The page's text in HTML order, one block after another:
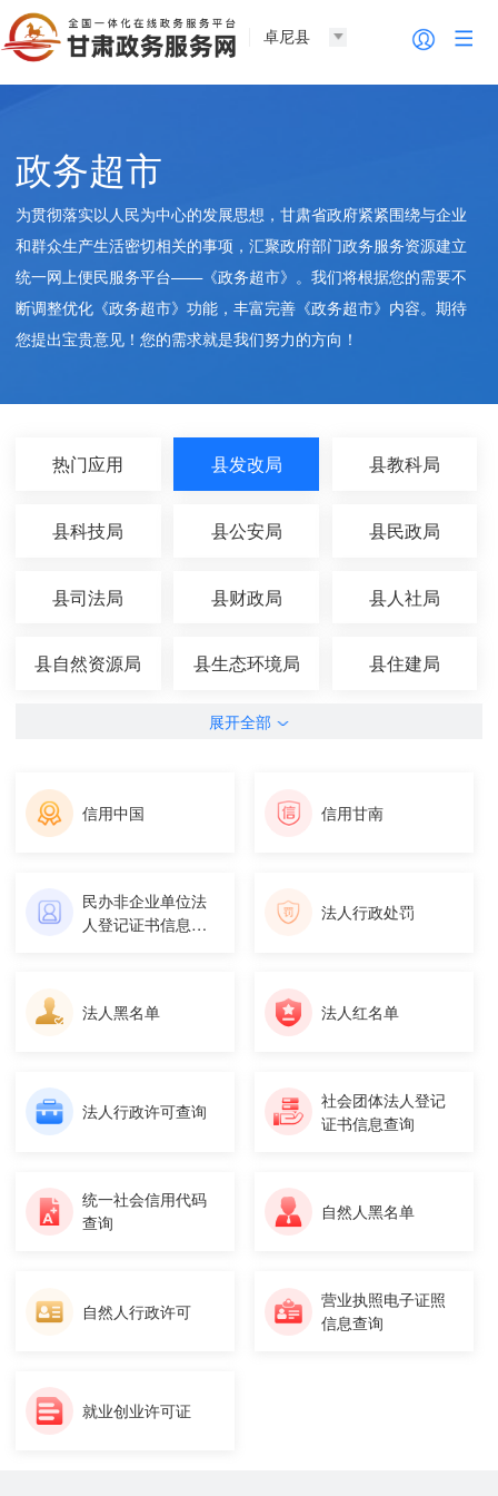
卓尼县
政务超市
为贯彻落实以人民为中心的发展思想，甘肃省政府紧紧围绕与企业
和群众生产生活密切相关的事项，汇聚政府部门政务服务资源建立
统一网上便民服务平台——《政务超市》。我们将根据您的需要不
断调整优化《政务超市》功能，丰富完善《政务超市》内容。期待
您提出宝贵意见！您的需求就是我们努力的方向！
热门应用 县发改局 县教科局
县科技局 县公安局 县民政局
县司法局 县财政局 县人社局
县自然资源局 县生态环境局 县住建局
展开全部
信用中国 信用甘南
民办非企业单位法
人登记证书信息查
法人行政处罚
法人黑名单 法人红名单
法人行政许可查询
社会团体法人登记
证书信息查询
统一社会信用代码
查询
自然人黑名单
自然人行政许可
营业执照电子证照
信息查询
就业创业许可证